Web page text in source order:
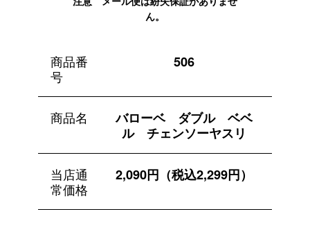
ん。
商品番
号
506
商品名
バローベ ダブル ベベ
ル チェンソーヤスリ
当店通
常価格
2,090円（税込2,299円）